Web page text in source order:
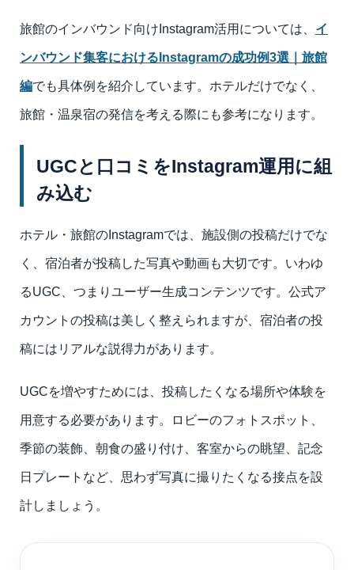
旅館のインバウンド向けInstagram活用については、 イ
ンバウンド集客におけるInstagramの成功例3選｜旅館
編でも具体例を紹介しています。ホテルだけでなく、
旅館・温泉宿の発信を考える際にも参考になります。
UGCと口コミをInstagram運用に組
み込む
ホテル・旅館のInstagramでは、施設側の投稿だけでな
く、宿泊者が投稿した写真や動画も大切です。いわゆ
るUGC、つまりユーザー生成コンテンツです。公式ア
カウントの投稿は美しく整えられますが、宿泊者の投
稿にはリアルな説得力があります。
UGCを増やすためには、投稿したくなる場所や体験を
用意する必要があります。ロビーのフォトスポット、
季節の装飾、朝食の盛り付け、客室からの眺望、記念
日プレートなど、思わず写真に撮りたくなる接点を設
計しましょう。